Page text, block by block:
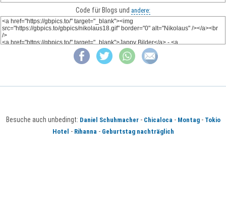
Code für Blogs und andere:
Besuche auch unbedingt: Daniel Schuhmacher- Chicaloca - Montag- Tokio
Hotel - Rihanna - Geburtstag nachträglich